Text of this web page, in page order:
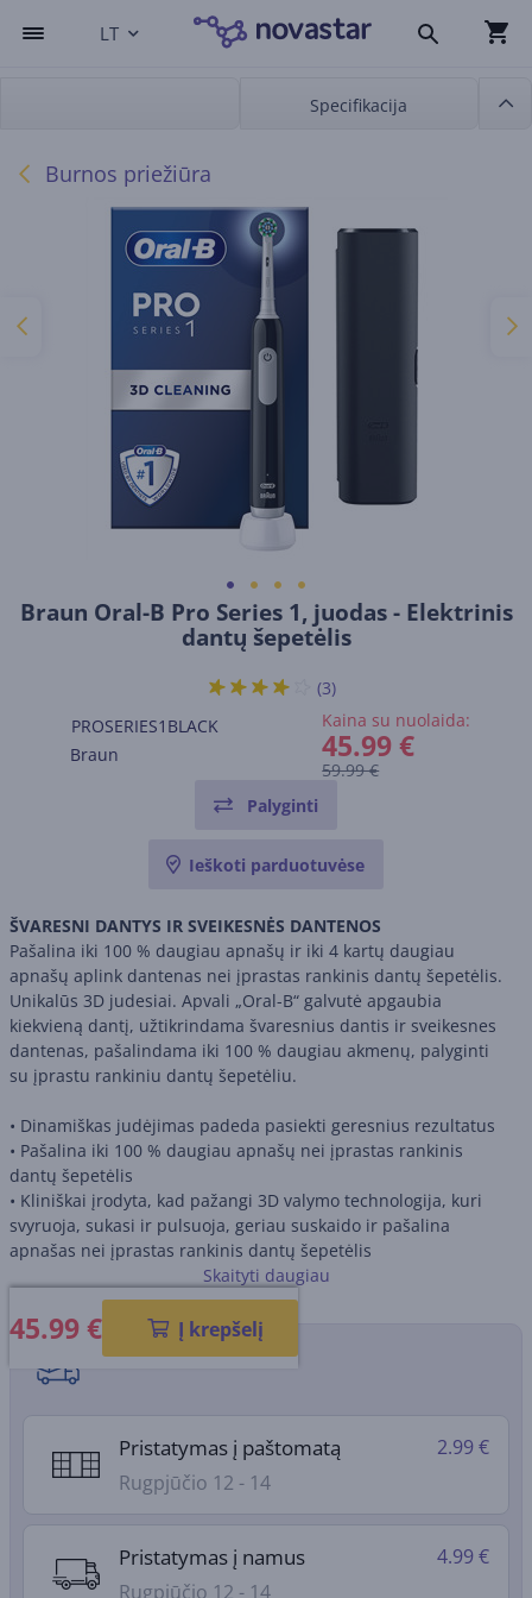
LT
Specifikacija
Burnos priežiūra
Braun Oral-B Pro Series 1, juodas - Elektrinis
dantų šepetėlis
PROSERIES1BLACK
Braun
Kaina su nuolaida:
45.99 €
59.99 €
(3)
Palyginti
Ieškoti parduotuvėse
ŠVARESNI DANTYS IR SVEIKESNĖS DANTENOS
Pašalina iki 100 % daugiau apnašų ir iki 4 kartų daugiau
apnašų aplink dantenas nei įprastas rankinis dantų šepetėlis.
Unikalūs 3D judesiai. Apvali „Oral-B“ galvutė apgaubia
kiekvieną dantį, užtikrindama švaresnius dantis ir sveikesnes
dantenas, pašalindama iki 100 % daugiau akmenų, palyginti
su įprastu rankiniu dantų šepetėliu.
• Dinamiškas judėjimas padeda pasiekti geresnius rezultatus
• Pašalina iki 100 % daugiau apnašų nei įprastas rankinis
dantų šepetėlis
• Kliniškai įrodyta, kad pažangi 3D valymo technologija, kuri
svyruoja, sukasi ir pulsuoja, geriau suskaido ir pašalina
apnašas nei įprastas rankinis dantų šepetėlis
• 3 valymo režimai: kasdienis valymas, jautrių dantų valymas ir
• Įkraunamas elektrinis dantų šepetėlis
• Komplekte yra: 1 įkraunamo elektrinio dantų šepetėlio
rankena, 1 šepetėlio galvutė, 1 šepetėlio įkroviklis ir
Skaityti daugiau
45.99€ Į krepšelį
Pristatymo būdai
Pristatymas į paštomatą
Rugpjūčio 12 - 14
2.99 €
Pristatymas į namus
Rugpjūčio 12 - 14
4.99 €